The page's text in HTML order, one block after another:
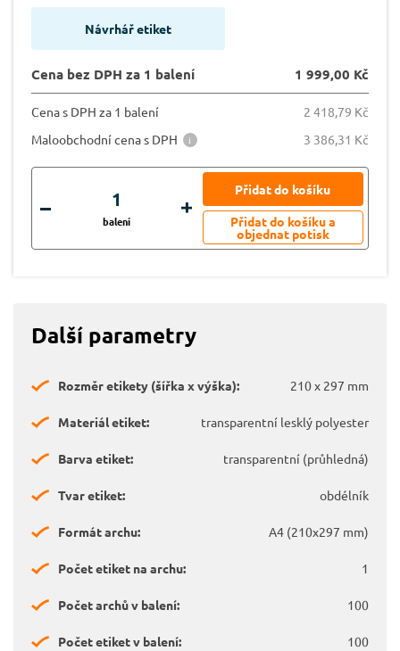
Návrhář etiket
Cena bez DPH za 1 balení 1 999,00 Kč
Cena s DPH za 1 balení
2 418,79 Kč
Maloobchodní cena s DPH
3 386,31 Kč
balení
Další parametry
Rozměr etikety (šířka x výška): 210 x 297 mm
Materiál etiket: transparentní lesklý polyester
Barva etiket: transparentní (průhledná)
Tvar etiket: obdélník
Formát archu: A4 (210x297 mm)
Počet etiket na archu: 1
Počet archů v balení: 100
Počet etiket v balení: 100